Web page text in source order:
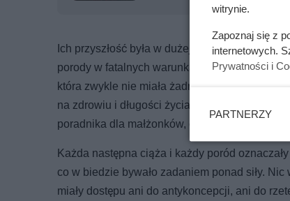
Ich przyszłość była w dużej mierze
porody w fatalnych warunkach higienicznych –
która zwykle nie miała żadnego formalnego
na zdrowiu i długości życia. Szacunki mówią,
poradnika dla małżonków, ostrzegał, że do
Każda następna ciąża i każdy poród
co w biedzie bywało zadaniem ponad siły.
miały dostępu ani do antykoncepcji, ani do
witrynie.
Zapoznaj się z
internetowych.
Prywatności i
PARTNERZY